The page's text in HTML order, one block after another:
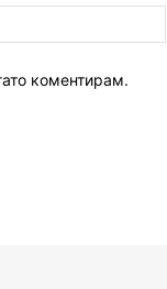
коментирам.